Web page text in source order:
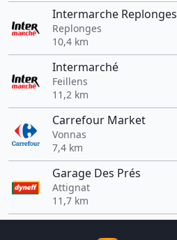
Intermarche Replonges
Replonges
10,4 km
Intermarché
Feillens
11,2 km
Carrefour Market
Vonnas
7,4 km
Garage Des Prés
Attignat
11,7 km